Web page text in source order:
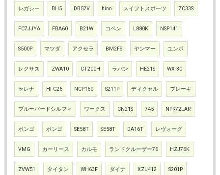
レガシー BH5 DB52V hino スイフトスポーツ ZC33S
FC7JJYA FBA60 B21W コペン L880K NSP141
S500P マツダ アクセラ BM2FS ヤンマー ユンボ
レクサス ZWA10 CT200H ラパン HE21S WX-30
セレナ HFC26 NCP160 S211P ディクセル ブレーキ
ブルーバードシルフィ ワークス CN21S 745 NPR72LAR
ボンゴ ボンゴ SE58T SE58T DA16T レヴォーグ
VMG カーリース カルモ ランドクルーザー76 HZJ76K
ZVW51 タイタン WH63F ダイナ XZU412 S201P